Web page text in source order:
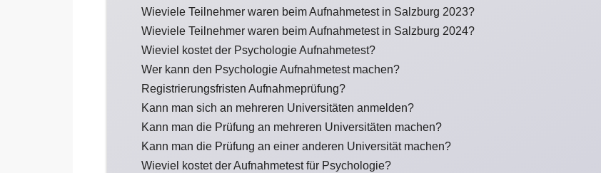
Wieviele Teilnehmer waren beim Aufnahmetest in Salzburg 2023?
Wieviele Teilnehmer waren beim Aufnahmetest in Salzburg 2024?
Wieviel kostet der Psychologie Aufnahmetest?
Wer kann den Psychologie Aufnahmetest machen?
Registrierungsfristen Aufnahmeprüfung?
Kann man sich an mehreren Universitäten anmelden?
Kann man die Prüfung an mehreren Universitäten machen?
Kann man die Prüfung an einer anderen Universität machen?
Wieviel kostet der Aufnahmetest für Psychologie?